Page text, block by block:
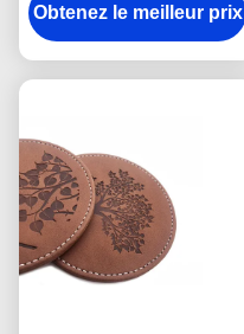
couleur de Pantone
pour des tasses et des
Obtenez le meilleur prix